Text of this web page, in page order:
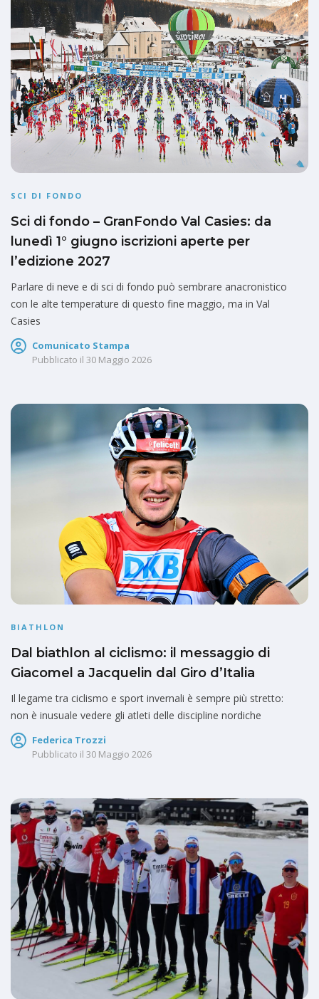
SCI DI FONDO
Sci di fondo – GranFondo Val Casies: da
lunedì 1° giugno iscrizioni aperte per
l’edizione 2027
Parlare di neve e di sci di fondo può sembrare anacronistico
con le alte temperature di questo fine maggio, ma in Val
Casies
Comunicato Stampa
Pubblicato il 30 Maggio 2026
BIATHLON
Dal biathlon al ciclismo: il messaggio di
Giacomel a Jacquelin dal Giro d’Italia
Il legame tra ciclismo e sport invernali è sempre più stretto:
non è inusuale vedere gli atleti delle discipline nordiche
Federica Trozzi
Pubblicato il 30 Maggio 2026